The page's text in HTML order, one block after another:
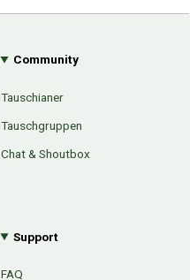
Community
Tauschianer
Tauschgruppen
Chat & Shoutbox
Support
FAQ